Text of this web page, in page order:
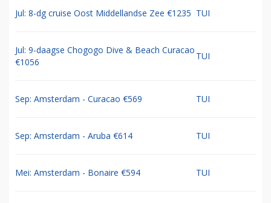
Jul: 8-dg cruise Oost Middellandse Zee €1235 TUI
Jul: 9-daagse Chogogo Dive & Beach Curacao
€1056
TUI
Sep: Amsterdam - Curacao €569 TUI
Sep: Amsterdam - Aruba €614 TUI
Mei: Amsterdam - Bonaire €594 TUI